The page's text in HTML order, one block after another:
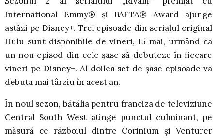
International Emmy® și BAFTA® Award ajunge
astăzi pe Disney+. Trei episoade din serialul original
Hulu sunt disponibile de vineri, 15 mai, urmând ca
un nou episod din cele șase să debuteze în fiecare
vineri pe Disney+. Al doilea set de șase episoade va
debuta mai târziu în acest an.
În noul sezon, bătălia pentru franciza de televiziune
Central South West atinge punctul culminant, pe
măsură ce războiul dintre Corinium și Venturer